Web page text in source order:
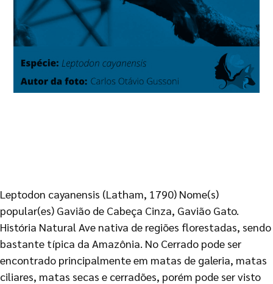
Leptodon cayanensis (Latham, 1790) Nome(s)
popular(es) Gavião de Cabeça Cinza, Gavião Gato.
História Natural Ave nativa de regiões florestadas, sendo
bastante típica da Amazônia. No Cerrado pode ser
encontrado principalmente em matas de galeria, matas
ciliares, matas secas e cerradões, porém pode ser visto